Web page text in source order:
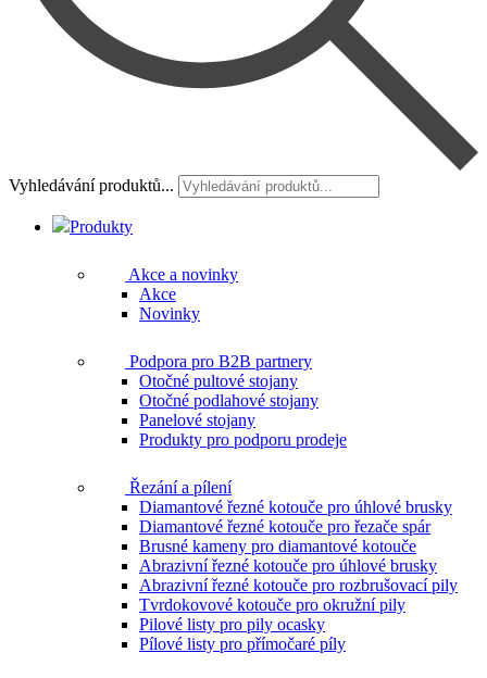
Vyhledávání produktů...
Produkty
Akce a novinky
Akce
Novinky
Podpora pro B2B partnery
Otočné pultové stojany
Otočné podlahové stojany
Panelové stojany
Produkty pro podporu prodeje
Řezání a pílení
Diamantové řezné kotouče pro úhlové brusky
Diamantové řezné kotouče pro řezače spár
Brusné kameny pro diamantové kotouče
Abrazivní řezné kotouče pro úhlové brusky
Abrazivní řezné kotouče pro rozbrušovací pily
Tvrdokovové kotouče pro okružní pily
Pilové listy pro pily ocasky
Pílové listy pro přímočaré píly